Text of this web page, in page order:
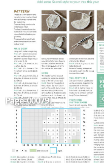
Page-00079